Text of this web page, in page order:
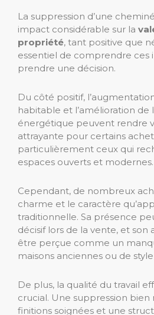
La suppression d’une
impact considérable sur la
propriété, tant positive que
essentiel de comprendre ces
prendre une décision.
Du côté positif,
habitable et l’amélioration de
énergétique peuvent rendre
attrayante pour certains
particulièrement ceux qui
espaces ouverts et modernes.
Cependant, de nombreux
charme et le caractère
traditionnelle. Sa présence
décisif lors de la vente, et son
être perçue comme un
maisons anciennes ou de
De plus, la qualité du travail
crucial. Une suppression bien
finitions soignées et une